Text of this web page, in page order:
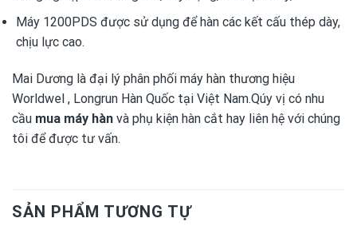
Máy 1200PDS được sử dụng để hàn các kết cấu thép dày,
chịu lực cao.
Mai Dương là đại lý phân phối máy hàn thương hiệu
Worldwel , Longrun Hàn Quốc tại Việt Nam.Qúy vị có nhu
cầu mua máy hàn và phụ kiện hàn cắt hay liên hệ với chúng
tôi để được tư vấn.
SẢN PHẨM TƯƠNG TỰ